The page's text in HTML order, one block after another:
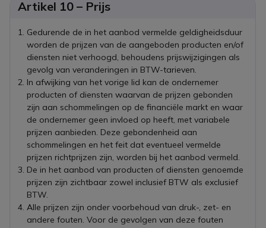
Artikel 10 – Prijs
Gedurende de in het aanbod vermelde geldigheidsduur
worden de prijzen van de aangeboden producten en/of
diensten niet verhoogd, behoudens prijswijzigingen als
gevolg van veranderingen in BTW-tarieven.
In afwijking van het vorige lid kan de ondernemer
producten of diensten waarvan de prijzen gebonden
zijn aan schommelingen op de financiële markt en waar
de ondernemer geen invloed op heeft, met variabele
prijzen aanbieden. Deze gebondenheid aan
schommelingen en het feit dat eventueel vermelde
prijzen richtprijzen zijn, worden bij het aanbod vermeld.
De in het aanbod van producten of diensten genoemde
prijzen zijn zichtbaar zowel inclusief BTW als exclusief
BTW.
Alle prijzen zijn onder voorbehoud van druk-, zet- en
andere fouten. Voor de gevolgen van deze fouten